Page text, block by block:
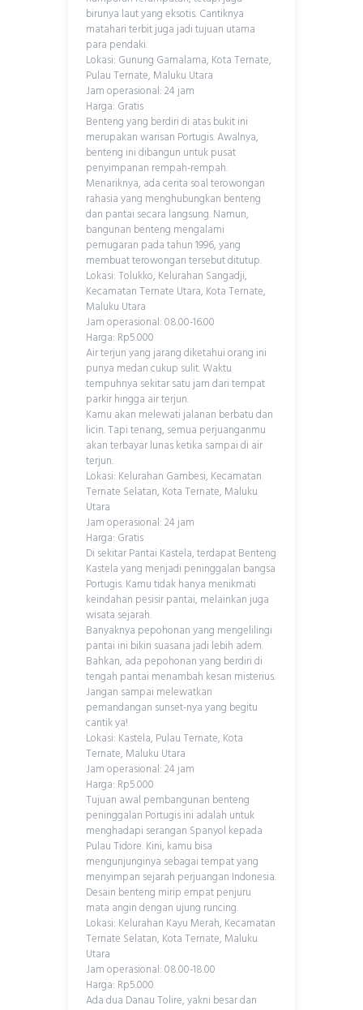
birunya laut yang eksotis. Cantiknya
matahari terbit juga jadi tujuan utama
para pendaki.
Lokasi: Gunung Gamalama, Kota Ternate,
Pulau Ternate, Maluku Utara
Jam operasional: 24 jam
Harga: Gratis
Benteng yang berdiri di atas bukit ini
merupakan warisan Portugis. Awalnya,
benteng ini dibangun untuk pusat
penyimpanan rempah-rempah.
Menariknya, ada cerita soal terowongan
rahasia yang menghubungkan benteng
dan pantai secara langsung. Namun,
bangunan benteng mengalami
pemugaran pada tahun 1996, yang
membuat terowongan tersebut ditutup.
Lokasi: Tolukko, Kelurahan Sangadji,
Kecamatan Ternate Utara, Kota Ternate,
Maluku Utara
Jam operasional: 08.00-16.00
Harga: Rp5.000
Air terjun yang jarang diketahui orang ini
punya medan cukup sulit. Waktu
tempuhnya sekitar satu jam dari tempat
parkir hingga air terjun.
Kamu akan melewati jalanan berbatu dan
licin. Tapi tenang, semua perjuanganmu
akan terbayar lunas ketika sampai di air
terjun.
Lokasi: Kelurahan Gambesi, Kecamatan
Ternate Selatan, Kota Ternate, Maluku
Utara
Jam operasional: 24 jam
Harga: Gratis
Di sekitar Pantai Kastela, terdapat Benteng
Kastela yang menjadi peninggalan bangsa
Portugis. Kamu tidak hanya menikmati
keindahan pesisir pantai, melainkan juga
wisata sejarah.
Banyaknya pepohonan yang mengelilingi
pantai ini bikin suasana jadi lebih adem.
Bahkan, ada pepohonan yang berdiri di
tengah pantai menambah kesan misterius.
Jangan sampai melewatkan
pemandangan sunset-nya yang begitu
cantik ya!
Lokasi: Kastela, Pulau Ternate, Kota
Ternate, Maluku Utara
Jam operasional: 24 jam
Harga: Rp5.000
Tujuan awal pembangunan benteng
peninggalan Portugis ini adalah untuk
menghadapi serangan Spanyol kepada
Pulau Tidore. Kini, kamu bisa
mengunjunginya sebagai tempat yang
menyimpan sejarah perjuangan Indonesia.
Desain benteng mirip empat penjuru
mata angin dengan ujung runcing.
Lokasi: Kelurahan Kayu Merah, Kecamatan
Ternate Selatan, Kota Ternate, Maluku
Utara
Jam operasional: 08.00-18.00
Harga: Rp5.000
Ada dua Danau Tolire, yakni besar dan